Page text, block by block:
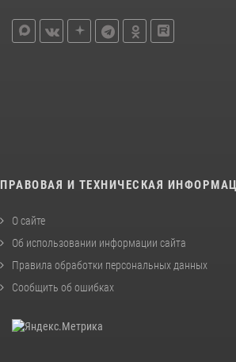
ПРАВОВАЯ И ТЕХНИЧЕСКАЯ
О сайте
Об использовании информации сайта
Правила обработки персональных данных
Сообщить об ошибках